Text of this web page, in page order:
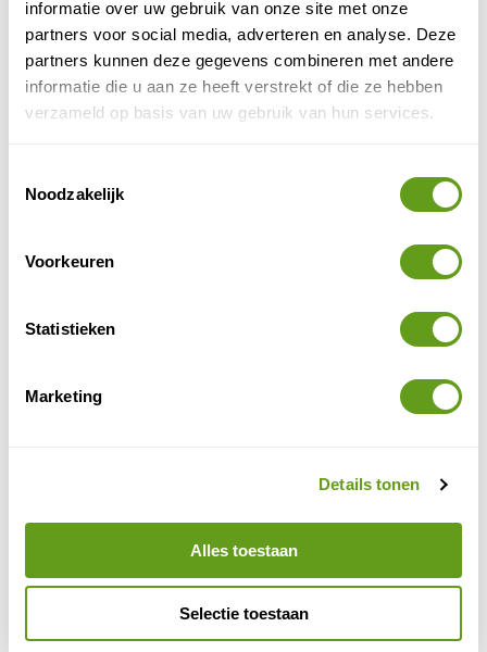
informatie over uw gebruik van onze site met onze
partners voor social media, adverteren en analyse. Deze
partners kunnen deze gegevens combineren met andere
informatie die u aan ze heeft verstrekt of die ze hebben
verzameld op basis van uw gebruik van hun services.
Noodzakelijk
Voorkeuren
Statistieken
Marketing
Details tonen
Alles toestaan
Selectie toestaan
bekend om de vele mogelijkheden voor actieve
zijn een echt avontuur in
Finland. Niet alleen in Lapland is er de mogelijkheid
worden huskytours van hut naar hut aangeboden.
: met sneeuwschoenen is het heerlijk
om te lopen over onbetreden plekken.
Sneeuwschoenwandelingen zijn echt gezellig en je
geniet van adembenemend mooie natuur.
Helemaal niet "Hot", maar wel een van de meest unieke